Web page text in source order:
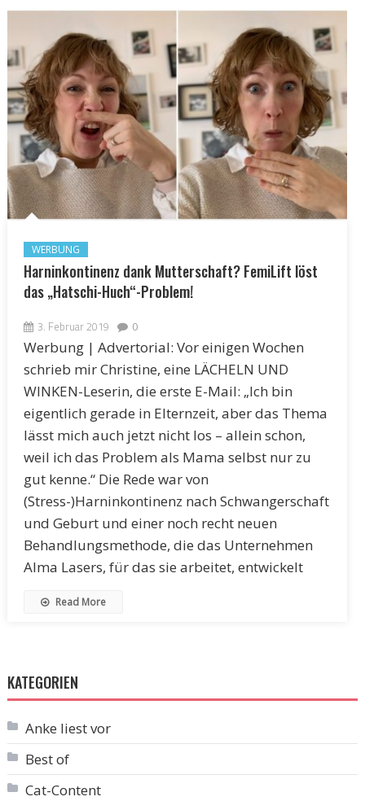
WERBUNG
Harninkontinenz dank Mutterschaft? FemiLift löst
das „Hatschi-Huch“-Problem!
3. Februar 2019 0
Werbung | Advertorial: Vor einigen Wochen
schrieb mir Christine, eine LÄCHELN UND
WINKEN-Leserin, die erste E-Mail: „Ich bin
eigentlich gerade in Elternzeit, aber das Thema
lässt mich auch jetzt nicht los – allein schon,
weil ich das Problem als Mama selbst nur zu
gut kenne.“ Die Rede war von
(Stress-)Harninkontinenz nach Schwangerschaft
und Geburt und einer noch recht neuen
Behandlungsmethode, die das Unternehmen
Alma Lasers, für das sie arbeitet, entwickelt
Read More
KATEGORIEN
Anke liest vor
Best of
Cat-Content